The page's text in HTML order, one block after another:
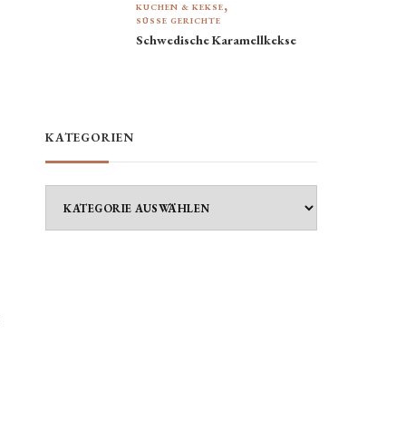
KUCHEN & KEKSE
SÜSSE GERICHTE
Schwedische Karamellkekse
KATEGORIEN